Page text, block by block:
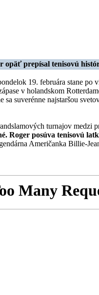
opäť prepísal tenisovú
19. februára stane
v holandskom
sa suverénne najstaršou
turnajov medzi
Roger posúva tenisovú
Američanka Billie-